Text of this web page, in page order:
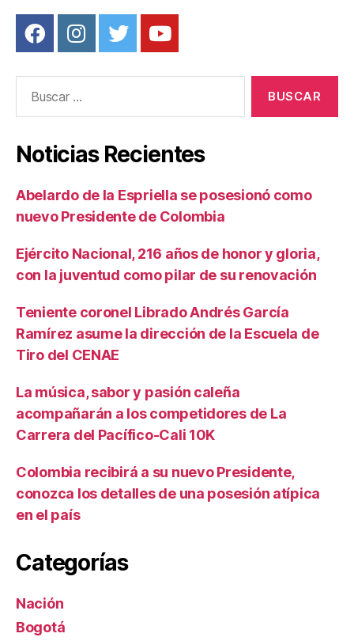
Noticias Recientes
Abelardo de la Espriella se posesionó como
nuevo Presidente de Colombia
Ejército Nacional, 216 años de honor y gloria,
con la juventud como pilar de su renovación
Teniente coronel Librado Andrés García
Ramírez asume la dirección de la Escuela de
Tiro del CENAE
La música, sabor y pasión caleña
acompañarán a los competidores de La
Carrera del Pacífico-Cali 10K
Colombia recibirá a su nuevo Presidente,
conozca los detalles de una posesión atípica
en el país
Categorías
Nación
Bogotá